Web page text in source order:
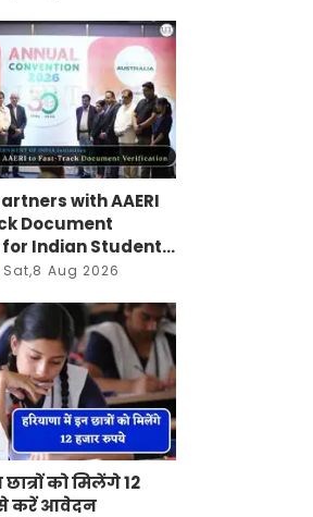
with AAERI
Document
Indian Students
Sat,8 Aug 2026
को मिलेंगे 12
करें आवेदन